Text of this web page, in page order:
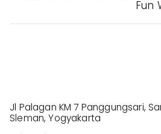
Fun
Jl Palagan KM 7 Panggungsari,
Sleman, Yogyakarta